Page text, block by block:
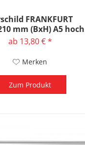
FRANKFURT
mm (BxH) A5 hoch
ab 13,80 € *
Merken
Zum Produkt